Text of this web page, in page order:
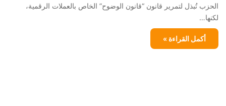
الحزب تُبذل لتمرير قانون “قانون الوضوح” الخاص بالعملات الرقمية،
لكنها…
أكمل القراءة »